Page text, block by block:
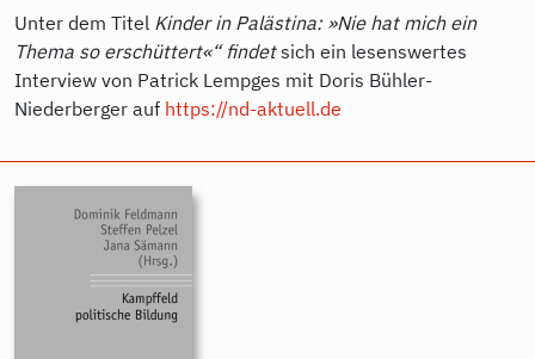
Unter dem Titel Kinder in Palästina: »Nie hat mich ein
Thema so erschüttert«“ findetsich ein lesenswertes
Interview von Patrick Lempges mit Doris Bühler-
Niederberger auf https://nd-aktuell.de